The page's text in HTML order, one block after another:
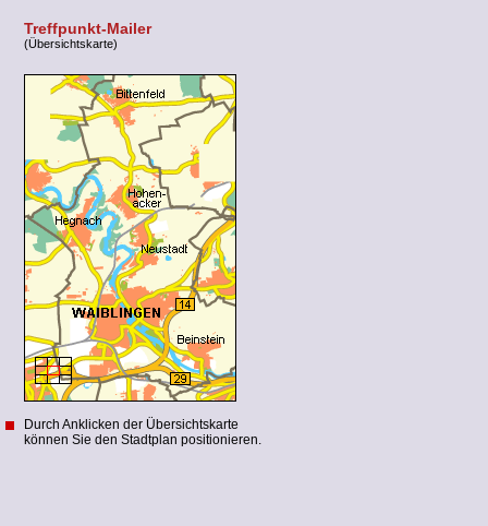
Treffpunkt-Mailer
(Übersichtskarte)
Durch Anklicken der Übersichtskarte
können Sie den Stadtplan positionieren.